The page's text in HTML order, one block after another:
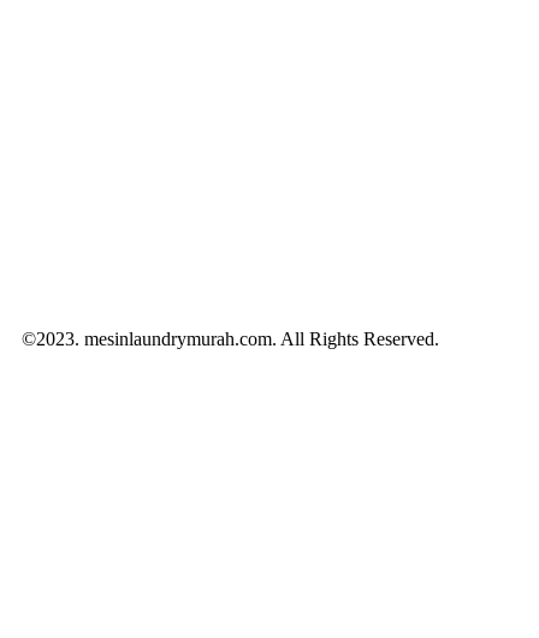
©2023. mesinlaundrymurah.com. All Rights Reserved.